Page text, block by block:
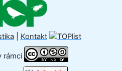
| Kontakt
rámci